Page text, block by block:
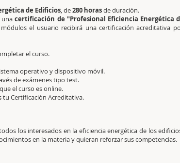
de Edificios, de280 horasde duración.
unacertificación de "Profesional Eficiencia Energética
el usuario recibirá una certificación acreditativa
el curso.
operativo y dispositivo móvil.
de exámenes tipo test.
el curso es online.
tu Certificación Acreditativa.
los interesados en la eficiencia energética de los
en la materia y quieran reforzar sus competencias.